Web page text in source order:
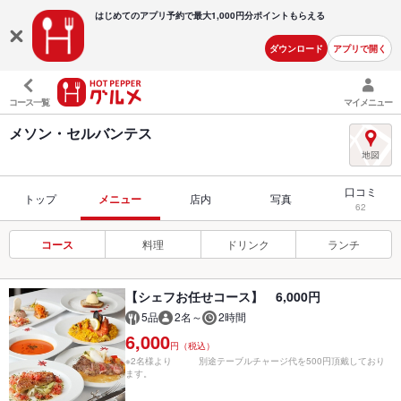
はじめてのアプリ予約で最大1,000円分ポイントもらえる
ダウンロード アプリで開く
コース一覧 マイメニュー
メソン・セルバンテス
トップ メニュー 店内 写真 口コミ
62
コース 料理 ドリンク ランチ
【シェフお任せコース】 6,000円
5品 2名～ 2時間
6,000円（税込）
※2名様より 別途テーブルチャージ代を500円頂戴しており
ます。